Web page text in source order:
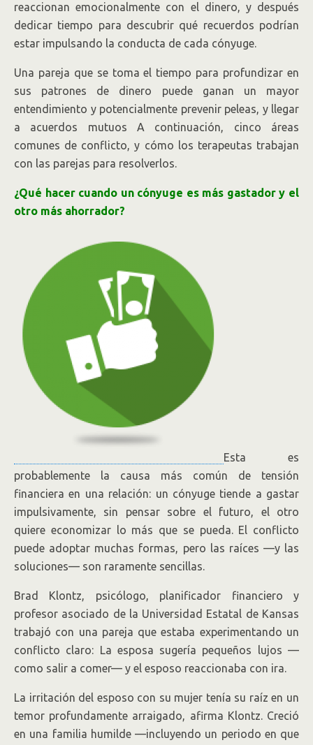
reaccionan emocionalmente con el dinero, y después
dedicar tiempo para descubrir qué recuerdos podrían
estar impulsando la conducta de cada cónyuge.
Una pareja que se toma el tiempo para profundizar en
sus patrones de dinero puede ganan un mayor
entendimiento y potencialmente prevenir peleas, y llegar
a acuerdos mutuos A continuación, cinco áreas
comunes de conflicto, y cómo los terapeutas trabajan
con las parejas para resolverlos.
¿Qué hacer cuando un cónyuge es más gastador y el
otro más ahorrador?
Esta es
probablemente la causa más común de tensión
financiera en una relación: un cónyuge tiende a gastar
impulsivamente, sin pensar sobre el futuro, el otro
quiere economizar lo más que se pueda. El conflicto
puede adoptar muchas formas, pero las raíces —y las
soluciones— son raramente sencillas.
Brad Klontz, psicólogo, planificador financiero y
profesor asociado de la Universidad Estatal de Kansas
trabajó con una pareja que estaba experimentando un
conflicto claro: La esposa sugería pequeños lujos —
como salir a comer— y el esposo reaccionaba con ira.
La irritación del esposo con su mujer tenía su raíz en un
temor profundamente arraigado, afirma Klontz. Creció
en una familia humilde —incluyendo un periodo en que